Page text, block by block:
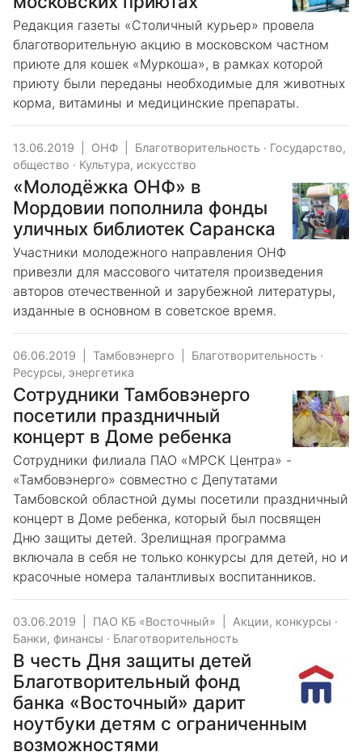
Редакция газеты «Столичный курьер» провела
благотворительную акцию в московском частном
приюте для кошек «Муркоша», в рамках которой
приюту были переданы необходимые для животных
корма, витамины и медицинские препараты.
13.06.2019 ОНФ Благотворительность · Государство,
общество · Культура, искусство
«Молодёжка ОНФ» в
Мордовии пополнила фонды
уличных библиотек Саранска
Участники молодежного направления ОНФ
привезли для массового читателя произведения
авторов отечественной и зарубежной литературы,
изданные в основном в советское время.
06.06.2019 Тамбовэнерго Благотворительность ·
Ресурсы, энергетика
Сотрудники Тамбовэнерго
посетили праздничный
концерт в Доме ребенка
Сотрудники филиала ПАО «МРСК Центра» -
«Тамбовэнерго» совместно с Депутатами
Тамбовской областной думы посетили праздничный
концерт в Доме ребенка, который был посвящен
Дню защиты детей. Зрелищная программа
включала в себя не только конкурсы для детей, но и
красочные номера талантливых воспитанников.
03.06.2019 ПАО КБ «Восточный» Акции, конкурсы ·
Банки, финансы · Благотворительность
В честь Дня защиты детей
Благотворительный фонд
банка «Восточный» дарит
ноутбуки детям с ограниченным
возможностями